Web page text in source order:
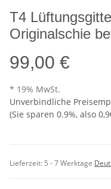
T4
Originalschie
99,00 €
* 19% MwSt.
Unverbindliche
(Sie sparen 0.9%, also
Lieferzeit: 5 - 7 Werktage